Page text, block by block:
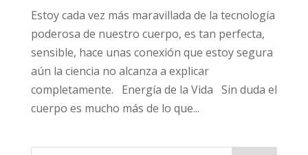
Estoy cada vez más maravillada de la tecnología
poderosa de nuestro cuerpo, es tan perfecta,
sensible, hace unas conexión que estoy segura
aún la ciencia no alcanza a explicar
completamente. Energía de la Vida Sin duda el
cuerpo es mucho más de lo que...